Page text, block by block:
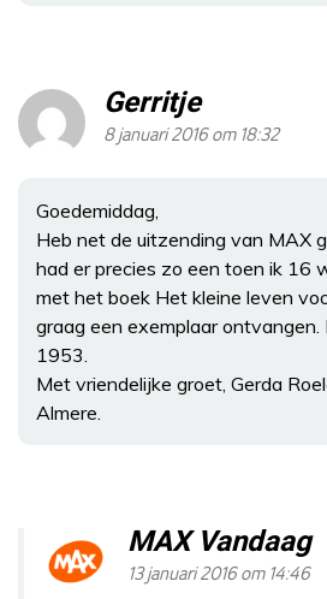
Gerritje
8 januari 2016 om 18:32
Goedemiddag,
Heb net de uitzending van MAX
had er precies zo een toen ik 16
met het boek Het kleine leven
graag een exemplaar
1953.
Met vriendelijke groet, Gerda
Almere.
MAX Vandaag
13 januari 2016 om 14:46